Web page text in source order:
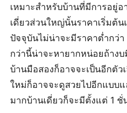
เหมาะสำหรับบ้านที่มีการอยู่
เดี่ยวส่วนใหญ่นั้นราคาเริ่มต้น
ปัจจุบันไม่น่าจะมีราคาต่ำกว่
กว่านี้น่าจะหายากหน่อยถ้าง
บ้านมือสองก็อาจจะเป็นอีกตัว
ใหม่ก็อาจจะดูสวยไปอีกแบบ
มากบ้านเดี่ยวก็จะมีตั้งแต่ 1 ชั่